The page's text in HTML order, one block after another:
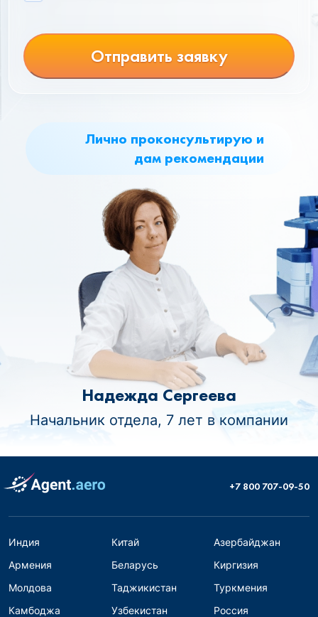
Лично проконсультирую и
дам рекомендации
Надежда Сергеева
Начальник отдела, 7 лет в компании
Отправить заявку
+7 800 707-09-50
Индия Китай
Азербайджан
Армения
Беларусь
Киргизия
Молдова
Таджикистан
Туркмения
Камбоджа
Узбекистан
Россия